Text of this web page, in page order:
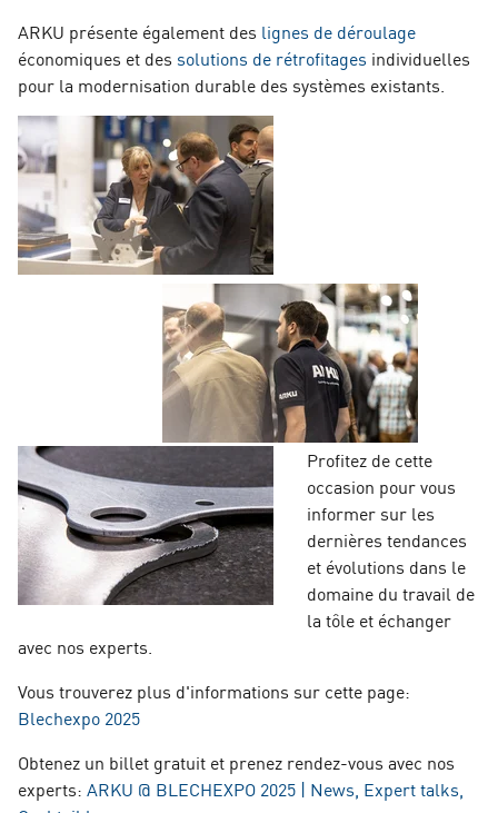
ARKU présente également des lignes de déroulage
économiques et des solutions de rétrofitages individuelles
pour la modernisation durable des systèmes existants.
Profitez de cette
occasion pour vous
informer sur les
dernières tendances
et évolutions dans le
domaine du travail de
la tôle et échanger
avec nos experts.
Vous trouverez plus d'informations sur cette page:
Blechexpo 2025
Obtenez un billet gratuit et prenez rendez-vous avec nos
experts: ARKU @ BLECHEXPO 2025 | News, Expert talks,